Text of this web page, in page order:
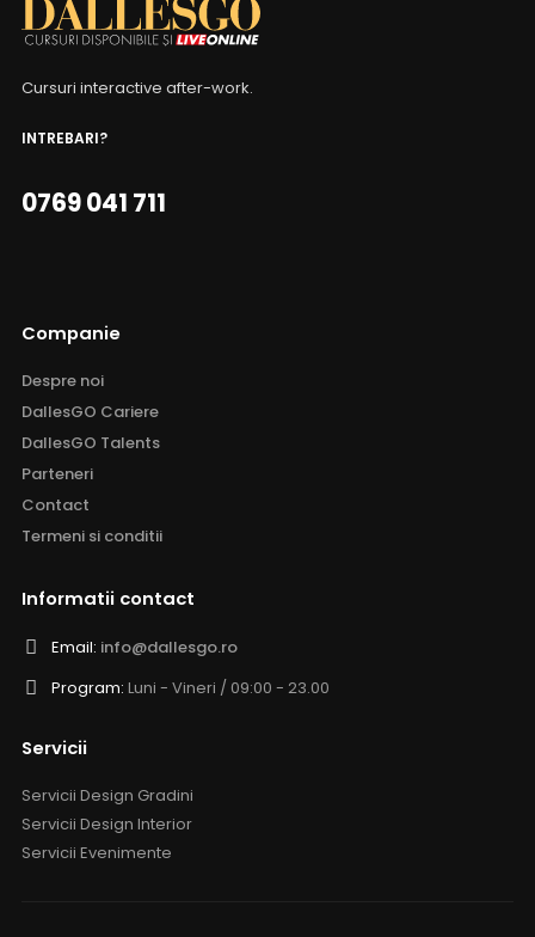
Cursuri interactive after-work.
INTREBARI?
0769 041 711
Companie
Despre noi
DallesGO Cariere
DallesGO Talents
Parteneri
Contact
Termeni si conditii
Informatii contact
Email: info@dallesgo.ro
Program: Luni - Vineri / 09:00 - 23.00
Servicii
Servicii Design Gradini
Servicii Design Interior
Servicii Evenimente